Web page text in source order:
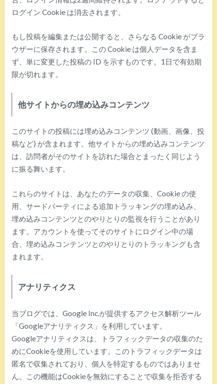
ログイン Cookie は消去されます。
もし投稿を編集または公開すると、さらなる Cookie がブラ
ウザーに保存されます。この Cookie は個人データを含ま
ず、単に変更した投稿の ID を示すものです。1日で有効期
限が切れます。
他サイトからの埋め込みコンテンツ
このサイトの投稿には埋め込みコンテンツ (動画、画像、投
稿など) が含まれます。他サイトからの埋め込みコンテンツ
は、訪問者がそのサイトを訪れた場合とまったく同じよう
に振る舞います。
これらのサイトは、あなたのデータの収集、Cookie の使
用、サードパーティによる追加トラッキングの埋め込み、
埋め込みコンテンツとのやりとりの監視を行うことがあり
ます。アカウントを使ってそのサイトにログイン中の場
合、埋め込みコンテンツとのやりとりのトラッキングも含
まれます。
アナリティクス
当ブログでは、Google Inc.が提供するアクセス解析ツール
「Googleアナリティクス」を利用しています。
Googleアナリティクスは、トラフィックデータの収集のた
めにCookieを使用しています。このトラフィックデータは
匿名で収集されており、個人を特定するものではありませ
ん。この機能はCookieを無効にすることで収集を拒否する